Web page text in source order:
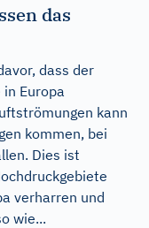
das
dass der
Europa
kann
kommen, bei
Dies ist
verharren und
wie...